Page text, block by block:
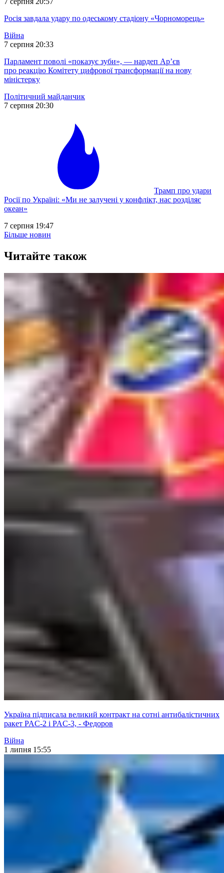
Росія завдала удару по одеському стадіону «Чорноморець»
Війна
7 серпня 20:33
Парламент поволі «показує зуби», — нардеп Ар’єв
про реакцію Комітету цифрової трансформації на нову
міністерку
Політичний майданчик
7 серпня 20:30
Трамп про удари
Росії по Україні: «Ми не залучені у конфлікт, нас розділяє
океан»
7 серпня 19:47
Більше новин
Читайте також
Україна підписала великий контракт на сотні антибалістичних
ракет PAC-2 і PAC-3, - Федоров
Війна
1 липня 15:55